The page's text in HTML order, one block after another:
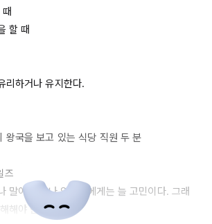
할 때
리하거나 유지한다.
왕국을 보고 있는 식당 직원 두 분
즈
말아야 하나 영업자에게는 늘 고민이다. 그래
해야 한다.